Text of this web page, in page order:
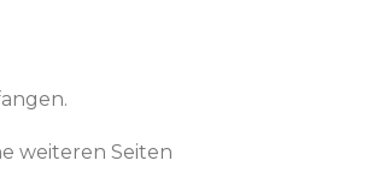
weiteren Seiten